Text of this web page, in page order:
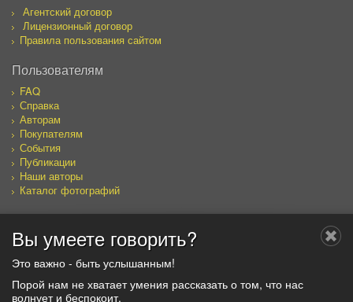
Агентский договор
Лицензионный договор
Правила пользования сайтом
Пользователям
FAQ
Справка
Авторам
Покупателям
События
Публикации
Наши авторы
Каталог фотографий
Мы в социальных сетях
Вы умеете говорить?
Это важно - быть услышанным!
Порой нам не хватает умения рассказать о том, что нас
волнует и беспокоит.